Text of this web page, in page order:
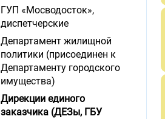
ГУП «Мосводосток»,
диспетчерские
Департамент жилищной
политики (присоединен к
Департаменту городского
имущества)
Дирекции единого
заказчика (ДЕЗы, ГБУ